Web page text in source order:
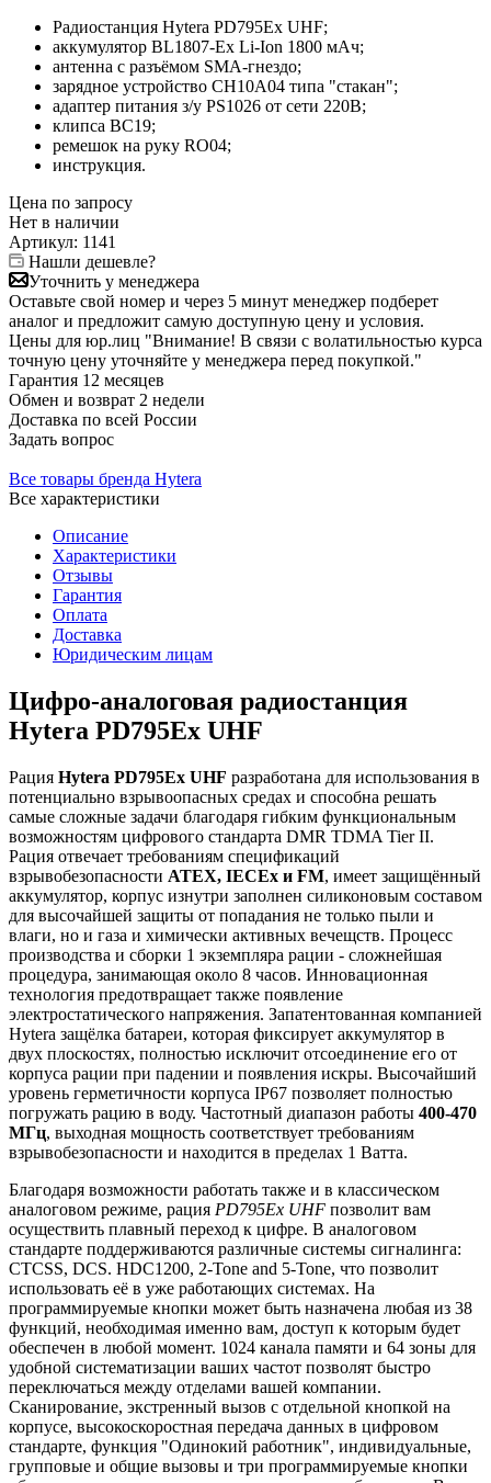
Радиостанция Hytera PD795Ex UHF;
аккумулятор BL1807-Ex Li-Ion 1800 мАч;
антенна с разъёмом SMA-гнездо;
зарядное устройство CH10A04 типа "стакан";
адаптер питания з/у PS1026 от сети 220В;
клипса BC19;
ремешок на руку RO04;
инструкция.
Цена по запросу
Нет в наличии
Артикул: 1141
Нашли дешевле?
Уточнить у менеджера
Оставьте свой номер и через 5 минут менеджер подберет
аналог и предложит самую доступную цену и условия.
Цены для юр.лиц "Внимание! В связи с волатильностью курса
точную цену уточняйте у менеджера перед покупкой."
Гарантия 12 месяцев
Обмен и возврат 2 недели
Доставка по всей России
Задать вопрос
Все товары бренда Hytera
Все характеристики
Описание
Характеристики
Отзывы
Гарантия
Оплата
Доставка
Юридическим лицам
Цифро-аналоговая радиостанция
Hytera PD795Ex UHF
Рация Hytera PD795Ex UHF разработана для использования в
потенциально взрывоопасных средах и способна решать
самые сложные задачи благодаря гибким функциональным
возможностям цифрового стандарта DMR TDMA Tier II.
Рация отвечает требованиям спецификаций
взрывобезопасности ATEX, IECEx и FM, имеет защищённый
аккумулятор, корпус изнутри заполнен силиконовым составом
для высочайшей защиты от попадания не только пыли и
влаги, но и газа и химически активных вечещств. Процесс
производства и сборки 1 экземпляра рации - сложнейшая
процедура, занимающая около 8 часов. Инновационная
технология предотвращает также появление
электростатического напряжения. Запатентованная компанией
Hytera защёлка батареи, которая фиксирует аккумулятор в
двух плоскостях, полностью исключит отсоединение его от
корпуса рации при падении и появления искры. Высочайший
уровень герметичности корпуса IP67 позволяет полностью
погружать рацию в воду. Частотный диапазон работы 400-470
МГц, выходная мощность соответствует требованиям
взрывобезопасности и находится в пределах 1 Ватта.
Благодаря возможности работать также и в классическом
аналоговом режиме, рация PD795Ex UHF позволит вам
осуществить плавный переход к цифре. В аналоговом
стандарте поддерживаются различные системы сигналинга:
CTCSS, DCS. HDC1200, 2-Tone and 5-Tone, что позволит
использовать её в уже работающих системах. На
программируемые кнопки может быть назначена любая из 38
функций, необходимая именно вам, доступ к которым будет
обеспечен в любой момент. 1024 канала памяти и 64 зоны для
удобной систематизации ваших частот позволят быстро
переключаться между отделами вашей компании.
Сканирование, экстренный вызов с отдельной кнопкой на
корпусе, высокоскоростная передача данных в цифровом
стандарте, функция "Одинокий работник", индивидуальные,
групповые и общие вызовы и три программируемые кнопки